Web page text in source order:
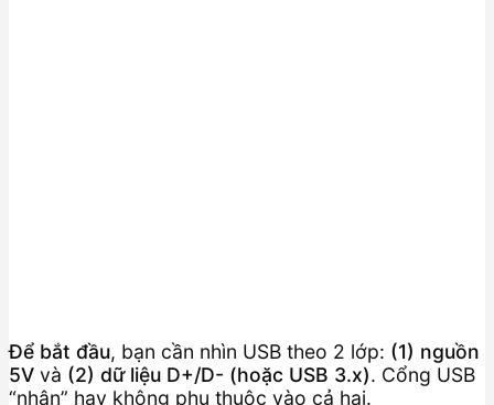
Để bắt đầu, bạn cần nhìn USB theo 2 lớp: (1) nguồn
5V và (2) dữ liệu D+/D- (hoặc USB 3.x). Cổng USB
“nhận” hay không phụ thuộc vào cả hai.